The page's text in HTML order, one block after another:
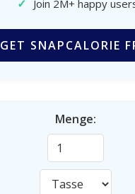
✓ Join 2M+ happy
GET SNAPCALORIE
Menge: